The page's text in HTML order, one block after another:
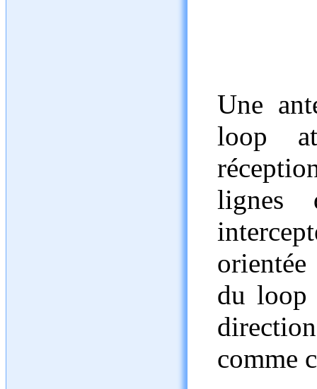
Une
loop
lignes
du loop
comme